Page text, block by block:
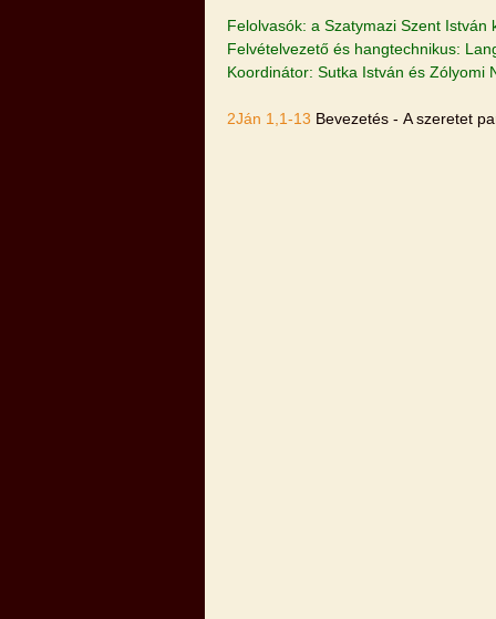
Felolvasók: a Szatymazi Szent István
Felvételvezető és hangtechnikus:
Koordinátor: Sutka István és Zólyomi
2Ján 1,1-13 Bevezetés - A szeretet